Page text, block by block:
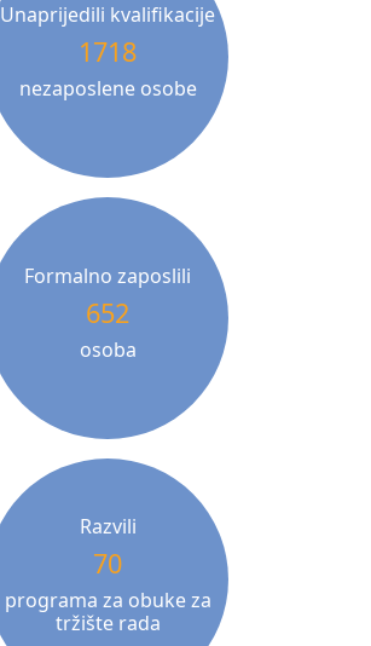
Unaprijedili kvalifikacije
1718
nezaposlene osobe
Formalno zaposlili
652
osoba
Razvili
70
programa za obuke za
tržište rada